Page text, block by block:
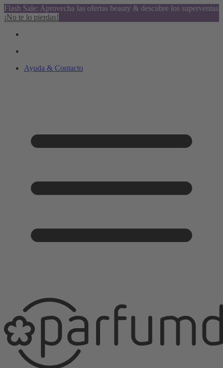
Flash Sale: Aprovecha las ofertas beauty & descubre los superventas
¡No te lo pierdas!
Ayuda & Contacto